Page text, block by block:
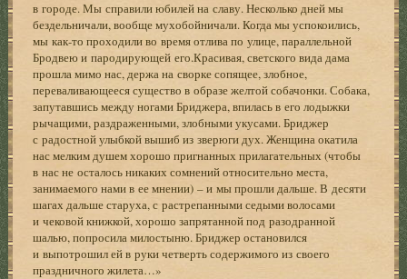
в городе. Мы справили юбилей на славу. Несколько дней мы
бездельничали, вообще мухобойничали. Когда мы успокоились,
мы как-то проходили во время отлива по улице, параллельной
Бродвею и пародирующей его.Красивая, светского вида дама
прошла мимо нас, держа на сворке сопящее, злобное,
переваливающееся существо в образе желтой собачонки. Собака,
запутавшись между ногами Бриджера, впилась в его лодыжки
рычащими, раздраженными, злобными укусами. Бриджер
с радостной улыбкой вышиб из зверюги дух. Женщина окатила
нас мелким душем хорошо пригнанных прилагательных (чтобы
в нас не осталось никаких сомнений относительно места,
занимаемого нами в ее мнении) – и мы прошли дальше. В десяти
шагах дальше старуха, с растрепанными седыми волосами
и чековой книжкой, хорошо запрятанной под разодранной
шалью, попросила милостыню. Бриджер остановился
и выпотрошил ей в руки четверть содержимого из своего
праздничного жилета…»